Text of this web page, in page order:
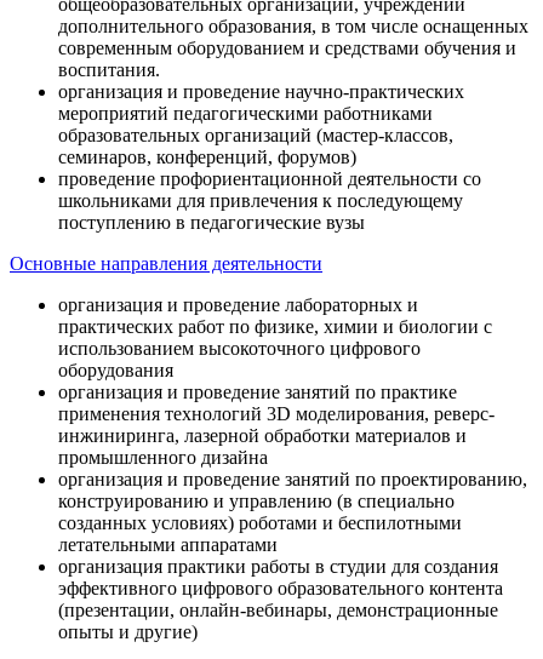
общеобразовательных организаций, учреждений
дополнительного образования, в том числе оснащенных
современным оборудованием и средствами обучения и
воспитания.
организация и проведение научно-практических
мероприятий педагогическими работниками
образовательных организаций (мастер-классов,
семинаров, конференций, форумов)
проведение профориентационной деятельности со
школьниками для привлечения к последующему
поступлению в педагогические вузы
Основные направления деятельности
организация и проведение лабораторных и
практических работ по физике, химии и биологии с
использованием высокоточного цифрового
оборудования
организация и проведение занятий по практике
применения технологий 3D моделирования, реверс-
инжиниринга, лазерной обработки материалов и
промышленного дизайна
организация и проведение занятий по проектированию,
конструированию и управлению (в специально
созданных условиях) роботами и беспилотными
летательными аппаратами
организация практики работы в студии для создания
эффективного цифрового образовательного контента
(презентации, онлайн-вебинары, демонстрационные
опыты и другие)